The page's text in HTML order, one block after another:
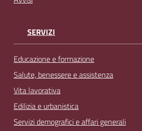
SERVIZI
Educazione e formazione
Salute, benessere e assistenza
Vita lavorativa
Edilizia e urbanistica
Servizi demografici e affari generali